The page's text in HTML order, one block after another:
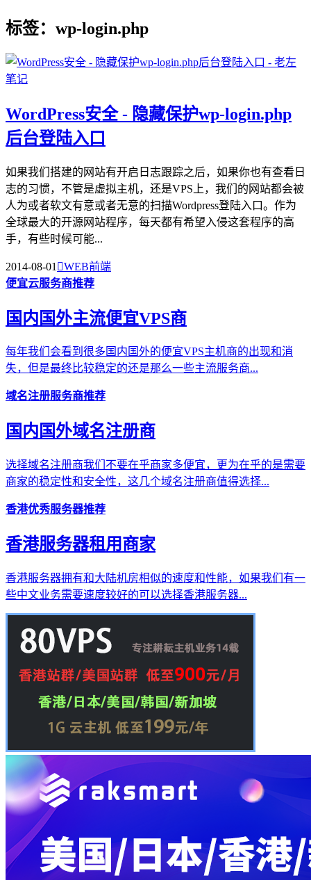
标签：wp-login.php
WordPress安全 - 隐藏保护wp-login.php
后台登陆入口
如果我们搭建的网站有开启日志跟踪之后，如果你也有查看日
志的习惯，不管是虚拟主机，还是VPS上，我们的网站都会被
人为或者软文有意或者无意的扫描Wordpress登陆入口。作为
全球最大的开源网站程序，每天都有希望入侵这套程序的高
手，有些时候可能...
2014-08-01 WEB前端
便宜云服务商推荐
国内国外主流便宜VPS商
每年我们会看到很多国内国外的便宜VPS主机商的出现和消
失，但是最终比较稳定的还是那么一些主流服务商...
域名注册服务商推荐
国内国外域名注册商
选择域名注册商我们不要在乎商家多便宜，更为在乎的是需要
商家的稳定性和安全性，这几个域名注册商值得选择...
香港优秀服务器推荐
香港服务器租用商家
香港服务器拥有和大陆机房相似的速度和性能，如果我们有一
些中文业务需要速度较好的可以选择香港服务器...